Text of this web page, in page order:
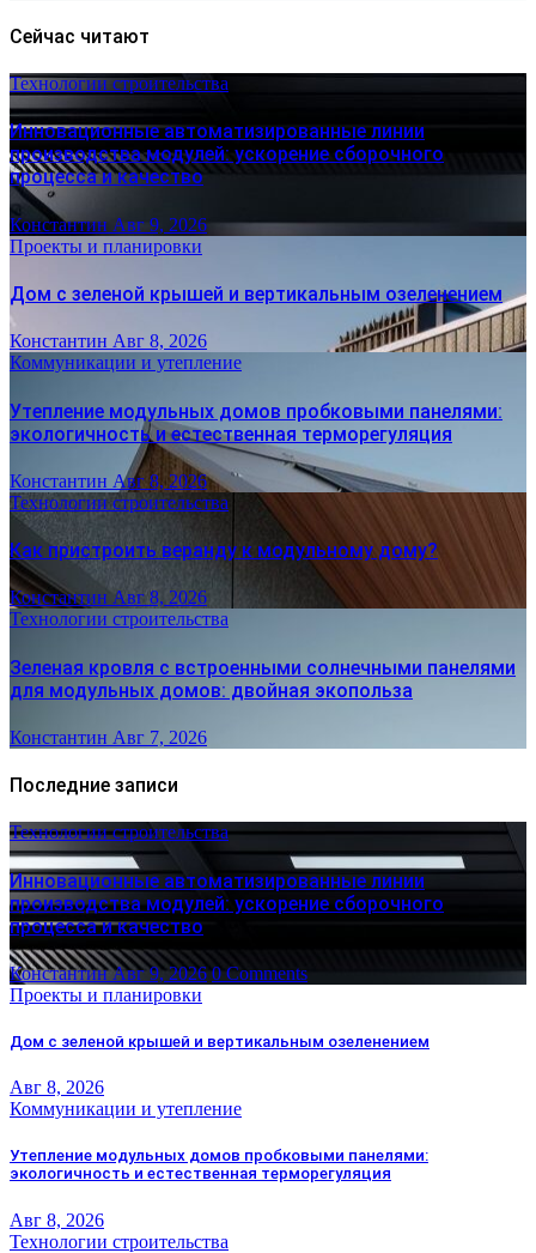
Сейчас читают
Технологии строительства
Инновационные автоматизированные линии
производства модулей: ускорение сборочного
процесса и качество
Константин Авг 9, 2026
Проекты и планировки
Дом с зеленой крышей и вертикальным озеленением
Константин Авг 8, 2026
Коммуникации и утепление
Утепление модульных домов пробковыми панелями:
экологичность и естественная терморегуляция
Константин Авг 8, 2026
Технологии строительства
Как пристроить веранду к модульному дому?
Константин Авг 8, 2026
Технологии строительства
Зеленая кровля с встроенными солнечными панелями
для модульных домов: двойная экопольза
Константин Авг 7, 2026
Последние записи
Технологии строительства
Инновационные автоматизированные линии
производства модулей: ускорение сборочного
процесса и качество
КонстантинАвг 9, 2026 0 Comments
Проекты и планировки
Дом с зеленой крышей и вертикальным озеленением
Авг 8, 2026
Коммуникации и утепление
Утепление модульных домов пробковыми панелями:
экологичность и естественная терморегуляция
Авг 8, 2026
Технологии строительства